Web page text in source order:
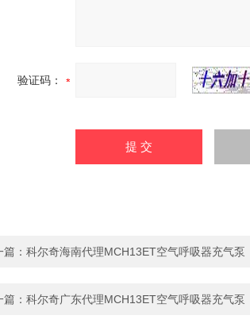
验证码：
篇： 科尔奇海南代理MCH13ET空气呼吸器充气泵
： 科尔奇广东代理MCH13ET空气呼吸器充气泵